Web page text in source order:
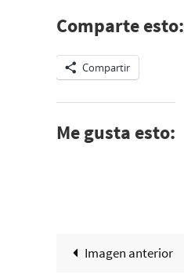
Comparte esto:
Compartir
Me gusta esto:
Imagen anterior